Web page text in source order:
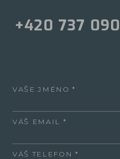
+420 737
VAŠE JMÉNO
VÁŠ EMAIL
VÁŠ TELEFON